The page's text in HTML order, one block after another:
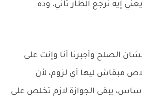
إيه نرجع الطار تاني، وده
الصلح وأجبرنا أنا وإنت على
مبقاش ليها أي لزوم، لأن
يبقى الجوازة لازم تخلص على